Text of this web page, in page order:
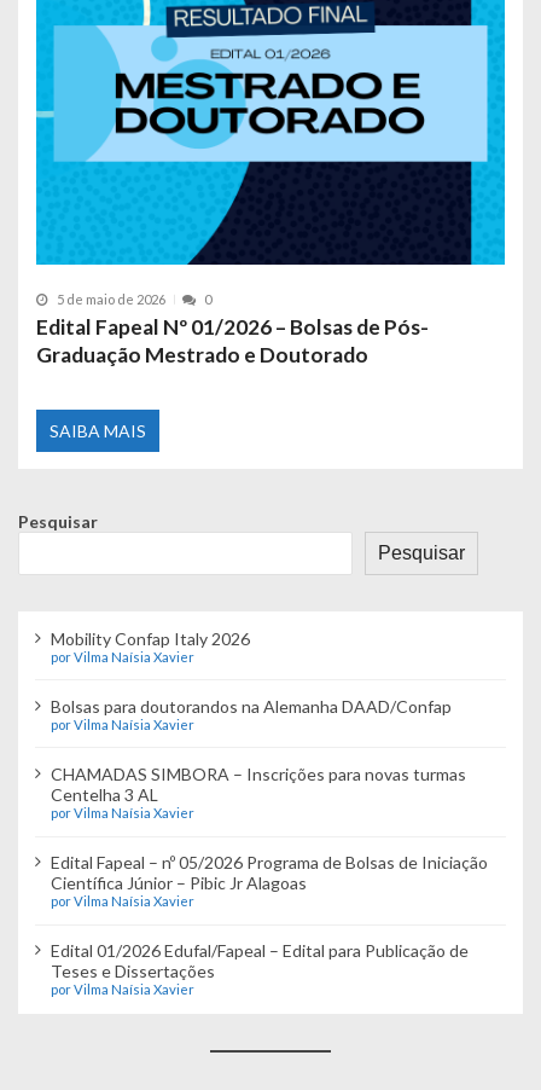
5 de maio de 2026 0
Edital Fapeal Nº 01/2026 – Bolsas de Pós-
Graduação Mestrado e Doutorado
SAIBA MAIS
Pesquisar
Pesquisar
Mobility Confap Italy 2026
por Vilma Naísia Xavier
Bolsas para doutorandos na Alemanha DAAD/Confap
por Vilma Naísia Xavier
CHAMADAS SIMBORA – Inscrições para novas turmas
Centelha 3 AL
por Vilma Naísia Xavier
Edital Fapeal – nº 05/2026 Programa de Bolsas de Iniciação
Científica Júnior – Pibic Jr Alagoas
por Vilma Naísia Xavier
Edital 01/2026 Edufal/Fapeal – Edital para Publicação de
Teses e Dissertações
por Vilma Naísia Xavier